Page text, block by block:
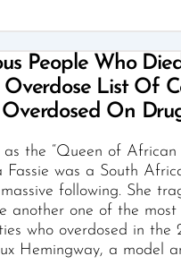
People Who
Overdose List Of
On
as the “Queen of African
Fassie was a South
following. She
another one of the most
who overdosed in the
Hemingway, a model